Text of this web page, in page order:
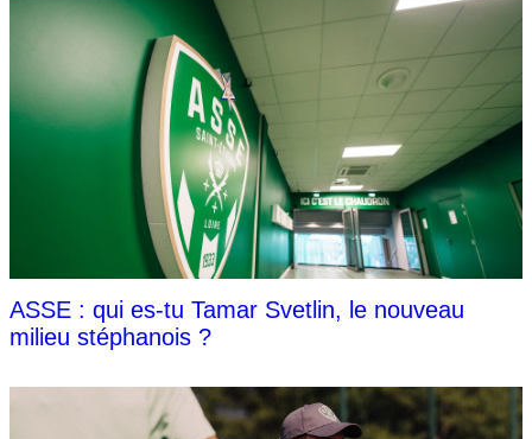
ASSE : qui es-tu Tamar Svetlin, le nouveau
milieu stéphanois ?